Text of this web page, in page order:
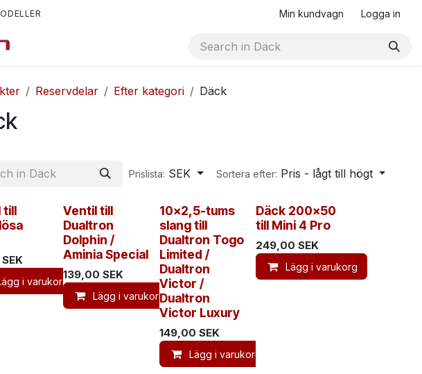
Min kundvagn Logga in
Reservdelar Efter kategori Däck
Prislista: SEK Sortera efter: Pris - lågt till högt
till
SEK
i varukorg
Ventil till
Dualtron
Dolphin /
Aminia Special
139,00 SEK
Lägg i varukorg
10×2,5-tums
slang till
Dualtron Togo
Limited /
Dualtron
Victor /
Dualtron
Victor Luxury
149,00 SEK
Lägg i varukorg
Däck 200x50
till Mini 4 Pro
249,00 SEK
Lägg i varukorg